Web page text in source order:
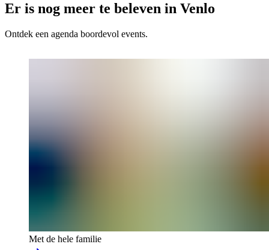
Er is nog meer te beleven in Venlo
Ontdek een agenda boordevol events.
Met de hele familie